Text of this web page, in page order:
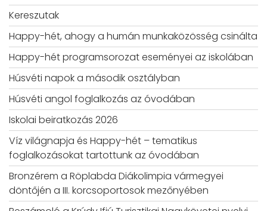
Kereszutak
Happy-hét, ahogy a humán munkaközösség csinálta
Happy-hét programsorozat eseményei az iskolában
Húsvéti napok a második osztályban
Húsvéti angol foglalkozás az óvodában
Iskolai beiratkozás 2026
Víz világnapja és Happy-hét – tematikus
foglalkozásokat tartottunk az óvodában
Bronzérem a Röplabda Diákolimpia vármegyei
döntőjén a III. korcsoportosok mezőnyében